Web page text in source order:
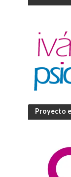
Proyecto